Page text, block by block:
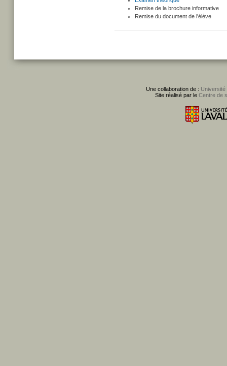
Remise de la brochure informative
Remise du document de l'élève
Une collaboration de : Université
Site réalisé par le Centre de